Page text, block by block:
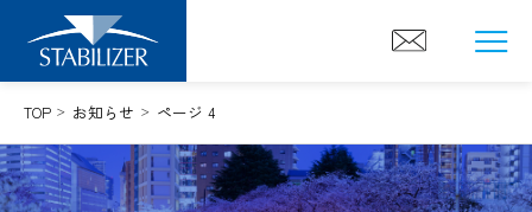
content
TOP お知らせ ページ 4